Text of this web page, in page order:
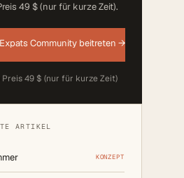
49 $ (nur für kurze Zeit).
Community beitreten →
Preis 49 $ (nur für kurze Zeit)
ARTIKEL
KONZEPT